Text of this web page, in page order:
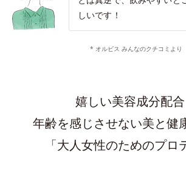
しいです！
* オルビス みんなのクチコミより
嬉しい美容成分配合
年齢を感じさせない美と健
「大人女性のためのプロ